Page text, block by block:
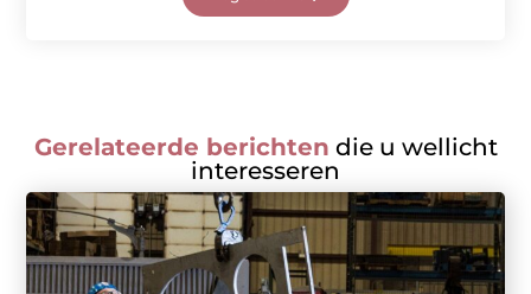
Gerelateerde berichten die u wellicht
interesseren